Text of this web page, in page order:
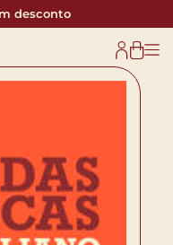
desconto